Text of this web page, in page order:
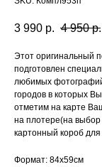
3 990 р. 4 950 р.
Этот оригинальный
подготовлен
любимых
городов в которых
отметим на карте
на плотере(на выбор
картонный короб
Формат: 84х59см